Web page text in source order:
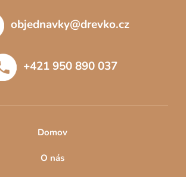
objednavky@drevko.cz
+421 950 890 037
Domov
O nás